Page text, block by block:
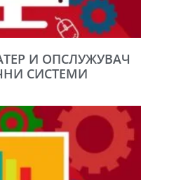
И ОПСЛУЖУВАЧ
СИСТЕМИ